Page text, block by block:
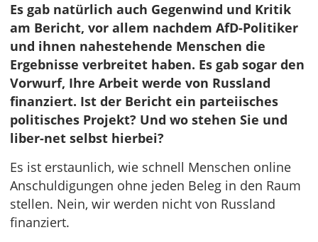
Es gab natürlich auch Gegenwind und Kritik
am Bericht, vor allem nachdem AfD-Politiker
und ihnen nahestehende Menschen die
Ergebnisse verbreitet haben. Es gab sogar den
Vorwurf, Ihre Arbeit werde von Russland
finanziert. Ist der Bericht ein parteiisches
politisches Projekt? Und wo stehen Sie und
liber-net selbst hierbei?
Es ist erstaunlich, wie schnell Menschen online
Anschuldigungen ohne jeden Beleg in den Raum
stellen. Nein, wir werden nicht von Russland
finanziert.